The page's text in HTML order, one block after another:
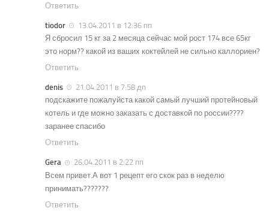
Ответить
tiodor
13.04.2011 в 12:36 пп
Я сбросил 15 кг за 2 месяца сейчас мой рост 174 все 65кг
это норм?? какой из ваших коктейлей не сильно каллориен?
Ответить
denis
21.04.2011 в 7:58 дп
подскажите пожалуйста какой самый лучший протейновый
котель и где можно заказать с доставкой по россии????
заранее спасибо
Ответить
Gera
26.04.2011 в 2:22 пп
Всем привет.А вот 1 рецепт его скок раз в неделю
принимать???????
Ответить